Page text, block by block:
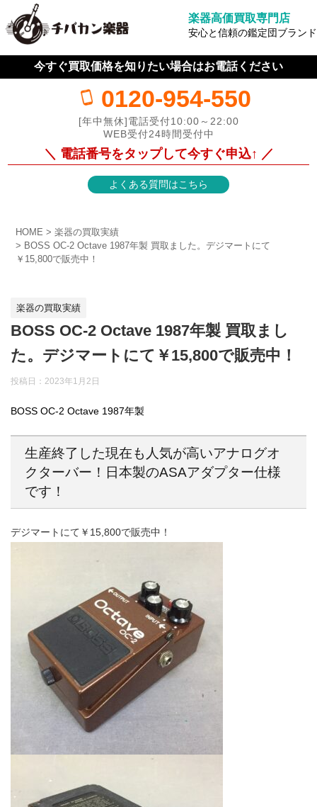
楽器高価買取専門店
安心と信頼の鑑定団ブランド
今すぐ買取価格を知りたい場合はお電話ください
0120-954-550
[年中無休]電話受付10:00～22:00
WEB受付24時間受付中
＼ 電話番号をタップして今すぐ申込↑ ／
よくある質問はこちら
HOME
楽器の買取実績
BOSS OC-2 Octave 1987年製 買取ました。デジマートにて
￥15,800で販売中！
楽器の買取実績
BOSS OC-2 Octave 1987年製 買取まし
た。デジマートにて￥15,800で販売中！
投稿日：2023年1月2日
BOSS OC-2 Octave 1987年製
生産終了した現在も人気が高いアナログオ
クターバー！日本製のASAアダプター仕様
です！
デジマートにて￥15,800で販売中！